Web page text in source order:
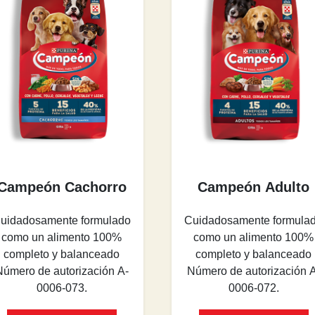
Cachorro
formulado
como un alimento 100%
completo y balanceado
de autorización A-
0006-073.
Campeón Adulto
Cuidadosamente
como un alimento 100%
completo y balanceado
Número de autorización
0006-072.